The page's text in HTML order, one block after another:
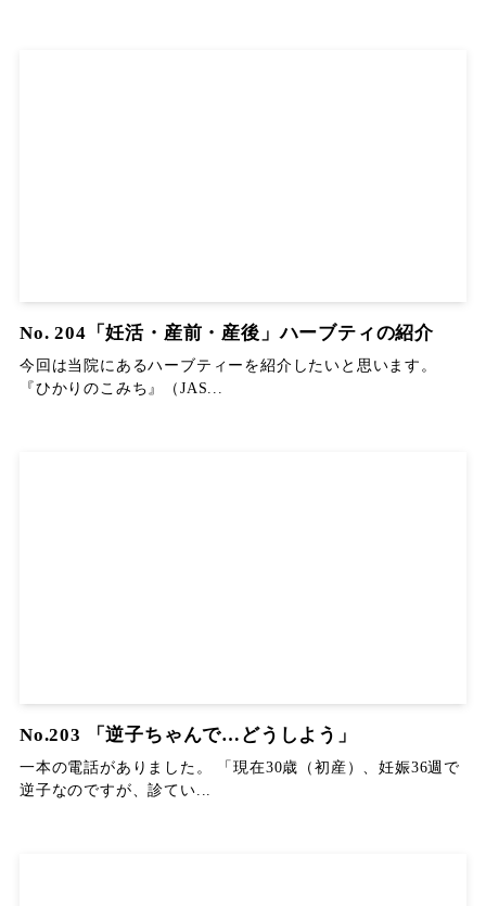
No. 204「妊活・産前・産後」ハーブティの紹介
今回は当院にあるハーブティーを紹介したいと思います。
『ひかりのこみち』（JAS...
No.203 「逆子ちゃんで…どうしよう」
一本の電話がありました。 「現在30歳（初産）、妊娠36週で
逆子なのですが、診てい...